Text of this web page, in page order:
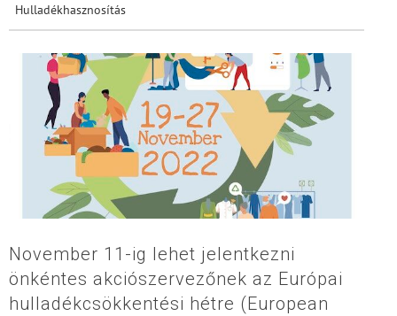
Hulladékhasznosítás
November 11-ig lehet jelentkezni
önkéntes akciószervezőnek az Európai
hulladékcsökkentési hétre (European